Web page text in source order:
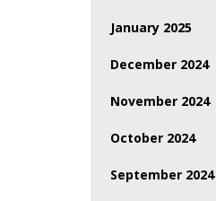
January 2025
December 2024
November 2024
October 2024
September 2024